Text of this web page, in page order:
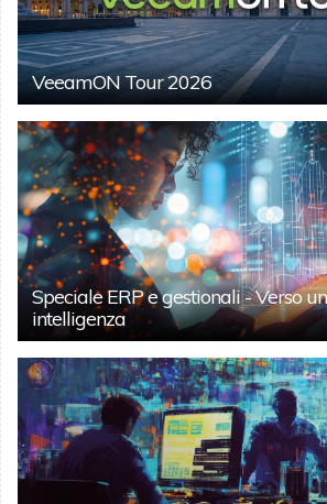
VeeamON Tour 2026
Speciale ERP e gestionali - Verso
intelligenza